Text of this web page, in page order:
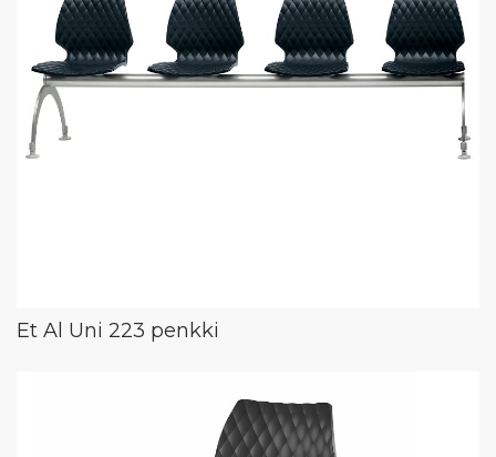
Et Al Uni 223 penkki